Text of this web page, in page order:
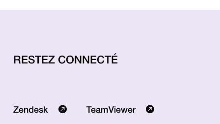
RESTEZ CONNECTÉ
Zendesk TeamViewer